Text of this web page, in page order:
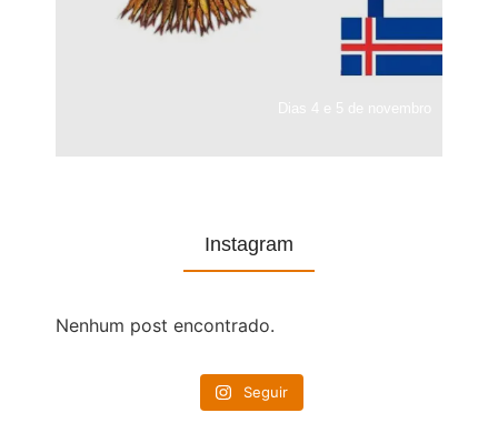
Instagram
Nenhum post encontrado.
Seguir